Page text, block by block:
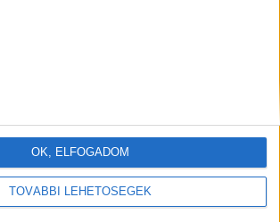
TOVÁBBI LEHETŐSÉGEK
OK, ELFOGADOM